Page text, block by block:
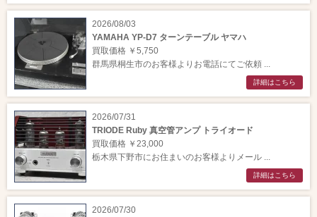
2026/08/03
YAMAHA YP-D7 ターンテーブル ヤマハ
買取価格 ￥5,750
群馬県桐生市のお客様よりお電話にてご依頼 ...
詳細はこちら
2026/07/31
TRIODE Ruby 真空管アンプ トライオード
買取価格 ￥23,000
栃木県下野市にお住まいのお客様よりメール ...
詳細はこちら
2026/07/30